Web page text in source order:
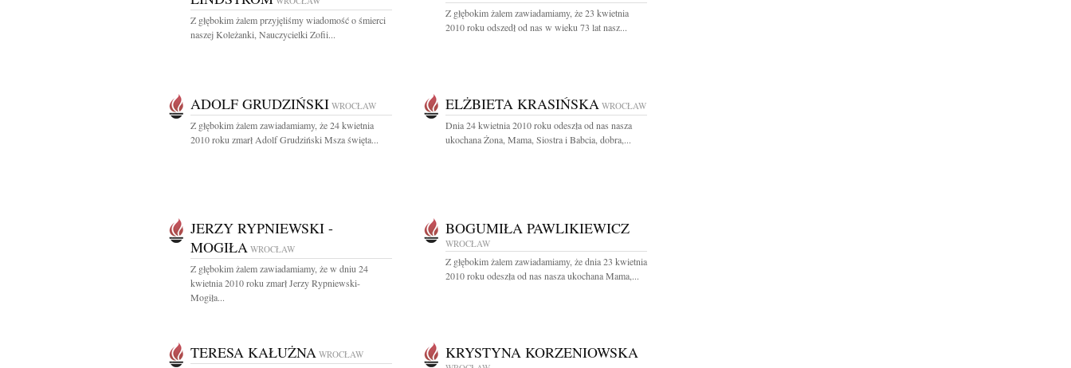
Z głębokim żalem przyjęliśmy wiadomość o śmierci
naszej Koleżanki, Nauczycielki Zofii...
Z głębokim żalem zawiadamiamy, że 23 kwietnia
2010 roku odszedł od nas w wieku 73 lat nasz...
ADOLF GRUDZIŃSKI WROCŁAW
Z głębokim żalem zawiadamiamy, że 24 kwietnia
2010 roku zmarł Adolf Grudziński Msza święta...
ELŻBIETA KRASIŃSKA WROCŁAW
Dnia 24 kwietnia 2010 roku odeszła od nas nasza
ukochana Żona, Mama, Siostra i Babcia, dobra,...
JERZY RYPNIEWSKI -
MOGIŁA WROCŁAW
Z głębokim żalem zawiadamiamy, że w dniu 24
kwietnia 2010 roku zmarł Jerzy Rypniewski-
Mogiła...
BOGUMIŁA PAWLIKIEWICZ
WROCŁAW
Z głębokim żalem zawiadamiamy, że dnia 23 kwietnia
2010 roku odeszła od nas nasza ukochana Mama,...
TERESA KAŁUŻNA WROCŁAW KRYSTYNA KORZENIOWSKA